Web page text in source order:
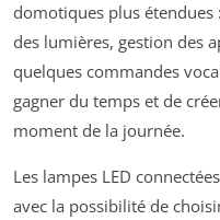
domotiques plus
des lumières, gestion des
quelques commandes
gagner du temps et de
moment de la journée.
Les lampes LED
avec la possibilité de